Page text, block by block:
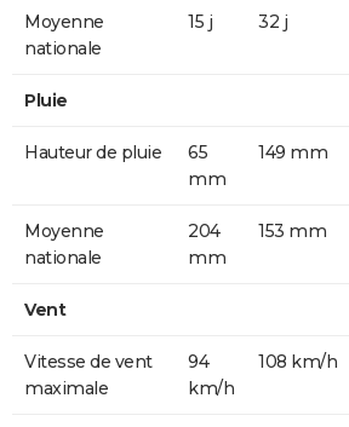
Moyenne
nationale
15 j 32 j
Pluie
Hauteur de pluie
65
mm
149 mm
Moyenne
nationale
204
mm
153 mm
Vent
Vitesse de vent
maximale
94
km/h
108 km/h